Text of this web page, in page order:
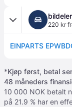
220 kr
*Kjøp først, betal
48 måneders
10 000 NOK betalt
på 21.9 % har en